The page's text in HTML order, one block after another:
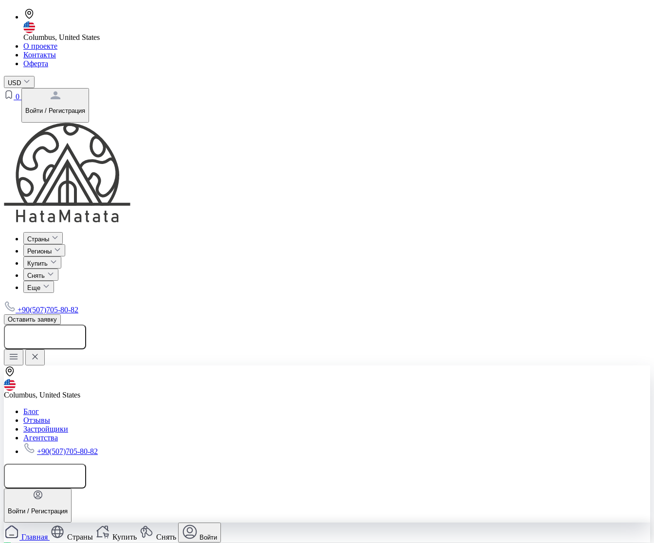
Columbus, United States
О проекте
Контакты
Оферта
USD
0
Войти / Регистрация
Страны
Регионы
Купить
Снять
Еще
+90(507)705-80-82
Оставить заявку
Columbus, United States
Блог
Отзывы
Застройщики
Агентства
+90(507)705-80-82
Войти / Регистрация
Главная Страны Купить Снять Войти